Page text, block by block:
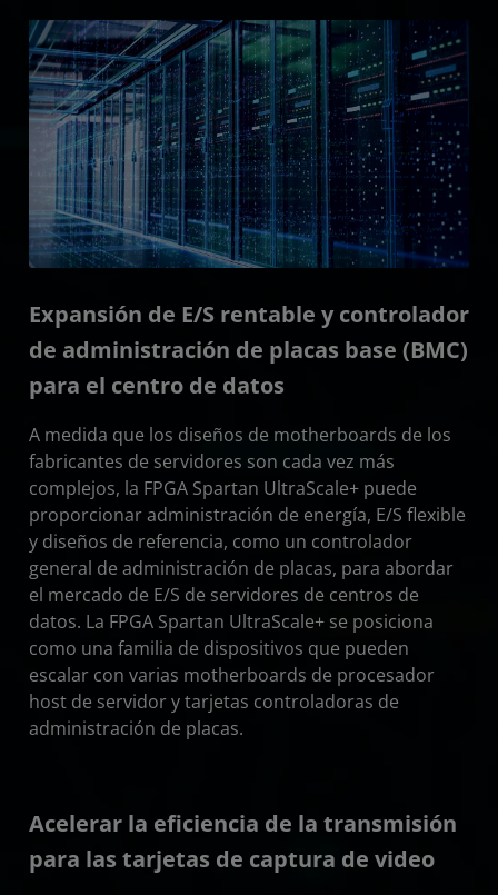
Expansión de E/S rentable y controlador
de administración de placas base (BMC)
para el centro de datos
A medida que los diseños de motherboards de los
fabricantes de servidores son cada vez más
complejos, la FPGA Spartan UltraScale+ puede
proporcionar administración de energía, E/S flexible
y diseños de referencia, como un controlador
general de administración de placas, para abordar
el mercado de E/S de servidores de centros de
datos. La FPGA Spartan UltraScale+ se posiciona
como una familia de dispositivos que pueden
escalar con varias motherboards de procesador
host de servidor y tarjetas controladoras de
administración de placas.
Acelerar la eficiencia de la transmisión
para las tarjetas de captura de video